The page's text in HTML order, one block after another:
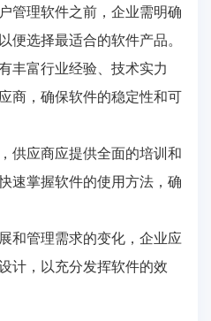
管理软件之前，企业需明确
便选择最适合的软件产品。
丰富行业经验、技术实力
商，确保软件的稳定性和可
供应商应提供全面的培训和
速掌握软件的使用方法，确
和管理需求的变化，企业应
计，以充分发挥软件的效